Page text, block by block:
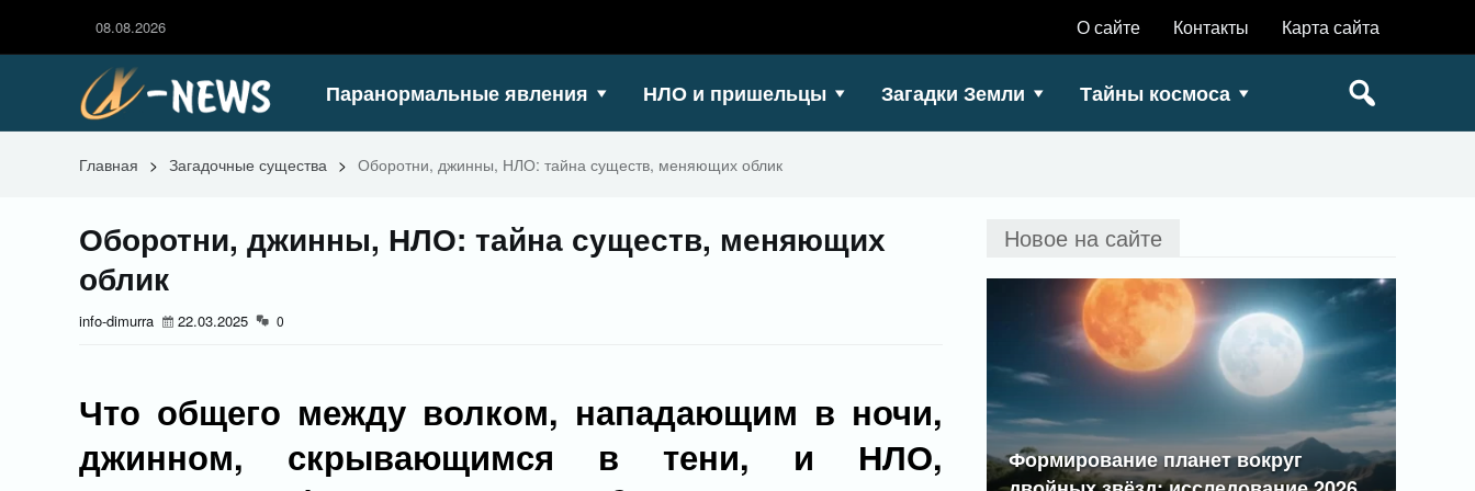
О сайте Контакты Карта сайта
08.08.2026
Паранормальные явления НЛО и пришельцы Загадки Земли Тайны космоса
Главная > Загадочные существа > Оборотни, джинны, НЛО: тайна существ, меняющих облик
Оборотни, джинны, НЛО: тайна существ, меняющих
облик
info-dimurra 22.03.2025 0
Что общего между волком, нападающим в ночи,
джинном, скрывающимся в тени, и НЛО,
Новое на сайте
Формирование планет вокруг